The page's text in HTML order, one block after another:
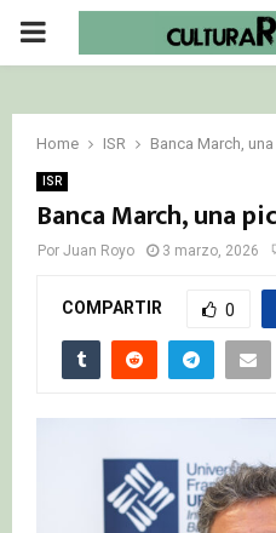
PRIMARY
Home ISR Banca March,
ISR
Banca March, una
Por Juan Royo 3 marzo, 2026
COMPARTIR 0